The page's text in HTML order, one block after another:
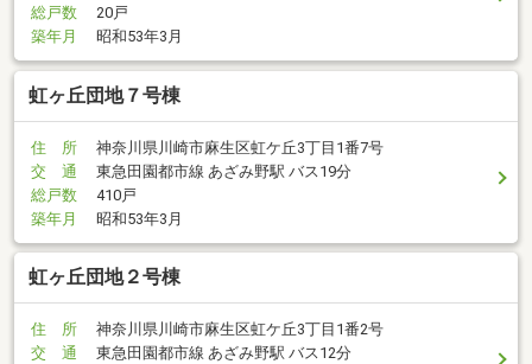
総戸数
20戸
築年月
昭和53年3月
虹ヶ丘団地７号棟
住 所
神奈川県川崎市麻生区虹ケ丘3丁目1番7号
交 通
東急田園都市線 あざみ野駅 バス19分
総戸数
410戸
築年月
昭和53年3月
虹ヶ丘団地２号棟
住 所
神奈川県川崎市麻生区虹ケ丘3丁目1番2号
交 通
東急田園都市線 あざみ野駅 バス12分